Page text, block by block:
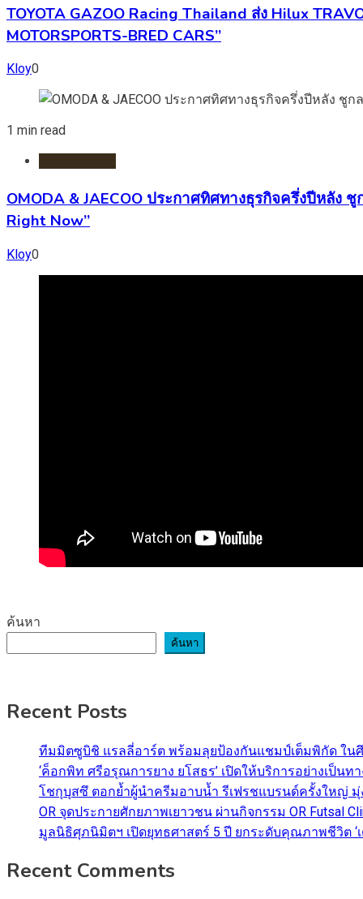
TOYOTA GAZOO Racing Thailand ส่ง Hilux
MOTORSPORTS-BRED CARS”
Kloy0
1 min read
OMODA & JAECOO ประกาศทิศทางธุรกิจครึ่งปีหลัง
Right Now”
Kloy0
ค้นหา
ค้นหา
Recent Posts
ทีมมิตซูบิชิ แรลลี่อาร์ต พร้อมลุยป้องกันแชมป์เต็มพิกัด ใน
‘ค็อกพิท ศรีอรุณการยาง ยโสธร’ เปิดให้บริการอย่างเป็น
โชกุบุสซึ ตอกย้ำผู้นำครีมอาบน้ำ รีเฟรชแบรนด์ครั้งใหญ่ มุ่
OR จุดประกายศักยภาพเยาวชน ผ่านกิจกรรม OR Futsal
มูลนิธิศุภนิมิตฯ เปิดยุทธศาสตร์ 5 ปี ยกระดับคุณภาพชีวิต
Recent Comments